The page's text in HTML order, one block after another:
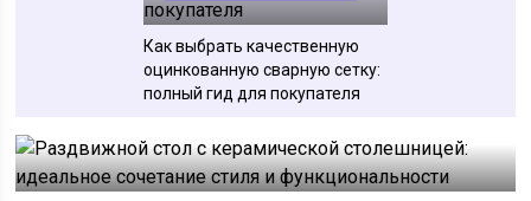
Как выбрать качественную
оцинкованную сварную сетку:
полный гид для покупателя